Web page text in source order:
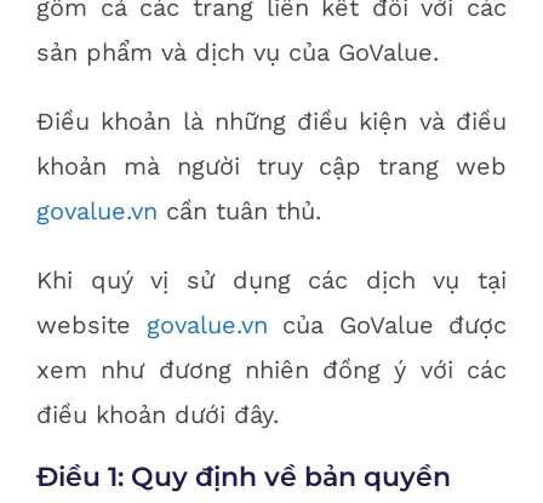
gồm cả các trang liên kết đối với các
sản phẩm và dịch vụ của GoValue.
Điều khoản là những điều kiện và điều
khoản mà người truy cập trang web
govalue.vn cần tuân thủ.
Khi quý vị sử dụng các dịch vụ tại
website govalue.vn của GoValue được
xem như đương nhiên đồng ý với các
điều khoản dưới đây.
Điều 1: Quy định về bản quyền